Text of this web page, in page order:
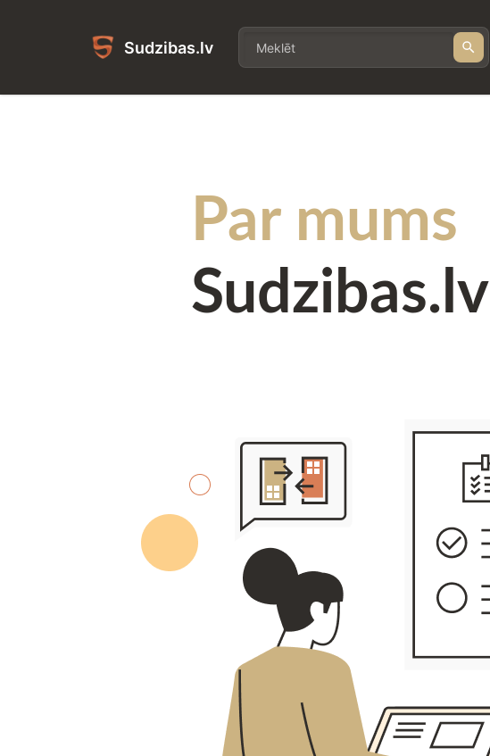
Sudzibas.lv
Par mums
Sudzibas.lv